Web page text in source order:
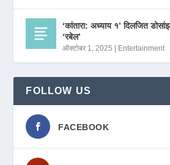
‘कांतारा: अध्याय १’ दिलजित
‘रबेल’
ऑक्टोबर 1, 2025 Entertainment
FOLLOW US
FACEBOOK